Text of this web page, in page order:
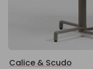
Calice & Scudo